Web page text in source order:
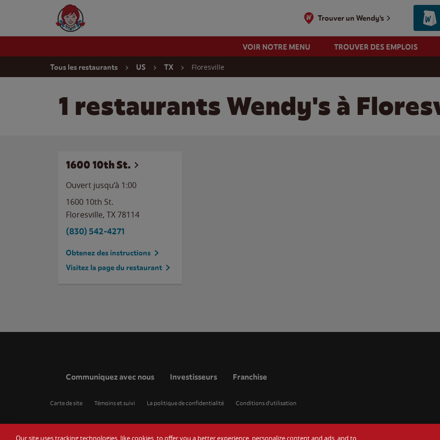
Wendy's Website Home
Trouver un Wendy's
VOIR NOTRE MENU TROUVER DES EMPLOIS
Return to NavTous les restaurants US TX Floresville
1 restaurants Wendy's à
1600 10th St.
Ouvert jusqu’à 1:00
1600 10th St.
Floresville, TX78114
(830) 542-4271
Obtenez des instructions
Visitez la page du restaurant
Communiquez avec nous Investisseurs Franchise
Carte de site Témoins et suivi La politique de confidentialité Conditions d'utilisation
Our site uses tracking technologies, like cookies, to offer you a better experience, personalize content and ads, and to